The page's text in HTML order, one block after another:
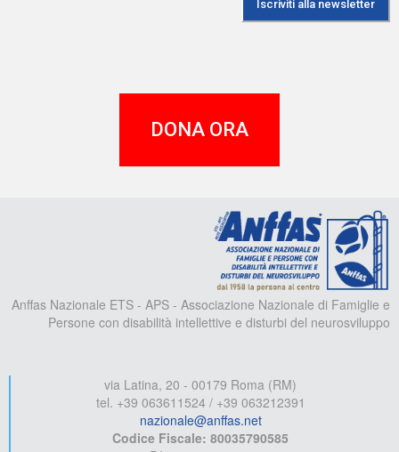
DONA ORA
Anffas Nazionale ETS - APS - Associazione Nazionale di Famiglie e
Persone con disabilità intellettive e disturbi del neurosviluppo
via Latina, 20 - 00179 Roma (RM)
tel. +39 063611524 / +39 063212391
nazionale@anffas.net
Codice Fiscale: 80035790585